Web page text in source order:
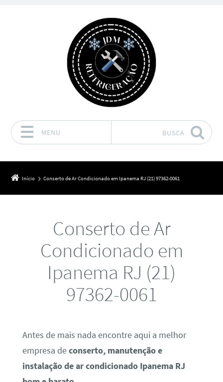
MENU BUSCA
Início Conserto de Ar Condicionado em Ipanema RJ (21) 97362-0061
Conserto de Ar
Condicionado em
Ipanema RJ (21)
97362-0061
Antes de mais nada encontre aqui a melhor
empresa deconserto, manutenção e
instalação de ar condicionado Ipanema RJ